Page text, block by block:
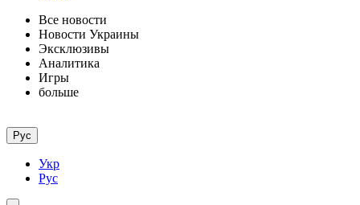
Все новости
Новости Украины
Эксклюзивы
Аналитика
Игры
больше
Рус
Укр
Рус